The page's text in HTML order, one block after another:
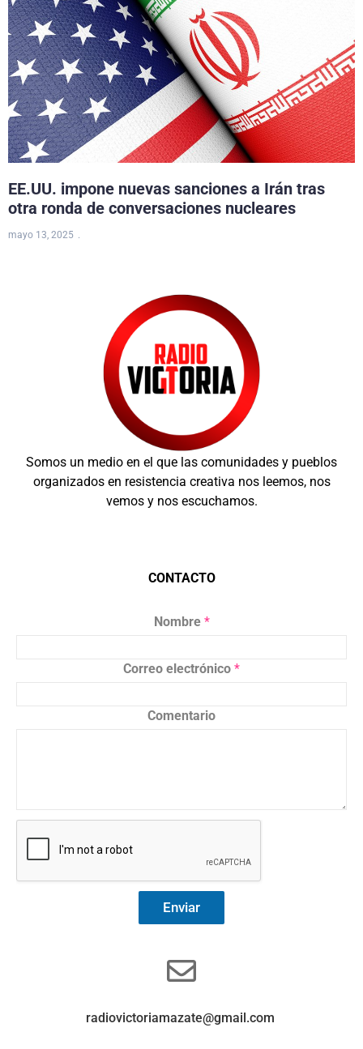
EE.UU. impone nuevas sanciones a Irán tras
otra ronda de conversaciones nucleares
mayo 13, 2025
Somos un medio en el que las comunidades y pueblos
organizados en resistencia creativa nos leemos, nos
vemos y nos escuchamos.
CONTACTO
Nombre *
Correo electrónico *
Comentario
Enviar
radiovictoriamazate@gmail.com